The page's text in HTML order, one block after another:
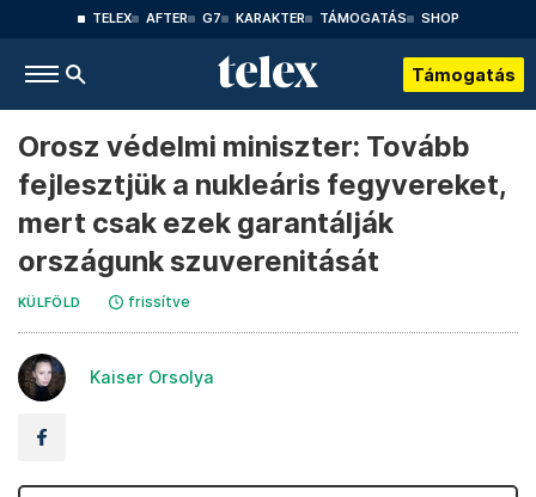
TELEX AFTER G7 KARAKTER TÁMOGATÁS SHOP
Támogatás
Orosz védelmi miniszter: Tovább
fejlesztjük a nukleáris fegyvereket,
mert csak ezek garantálják
országunk szuverenitását
KÜLFÖLD frissítve
Kaiser Orsolya